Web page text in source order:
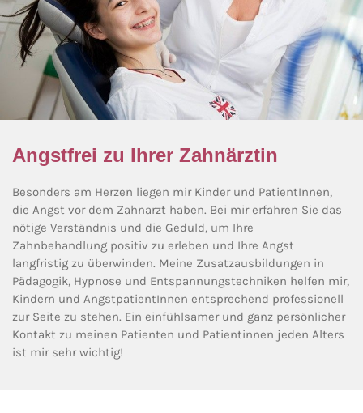
Angstfrei zu Ihrer Zahnärztin
Besonders am Herzen liegen mir Kinder und PatientInnen,
die Angst vor dem Zahnarzt haben. Bei mir erfahren Sie das
nötige Verständnis und die Geduld, um Ihre
Zahnbehandlung positiv zu erleben und Ihre Angst
langfristig zu überwinden. Meine Zusatzausbildungen in
Pädagogik, Hypnose und Entspannungstechniken helfen mir,
Kindern und AngstpatientInnen entsprechend professionell
zur Seite zu stehen. Ein einfühlsamer und ganz persönlicher
Kontakt zu meinen Patienten und Patientinnen jeden Alters
ist mir sehr wichtig!